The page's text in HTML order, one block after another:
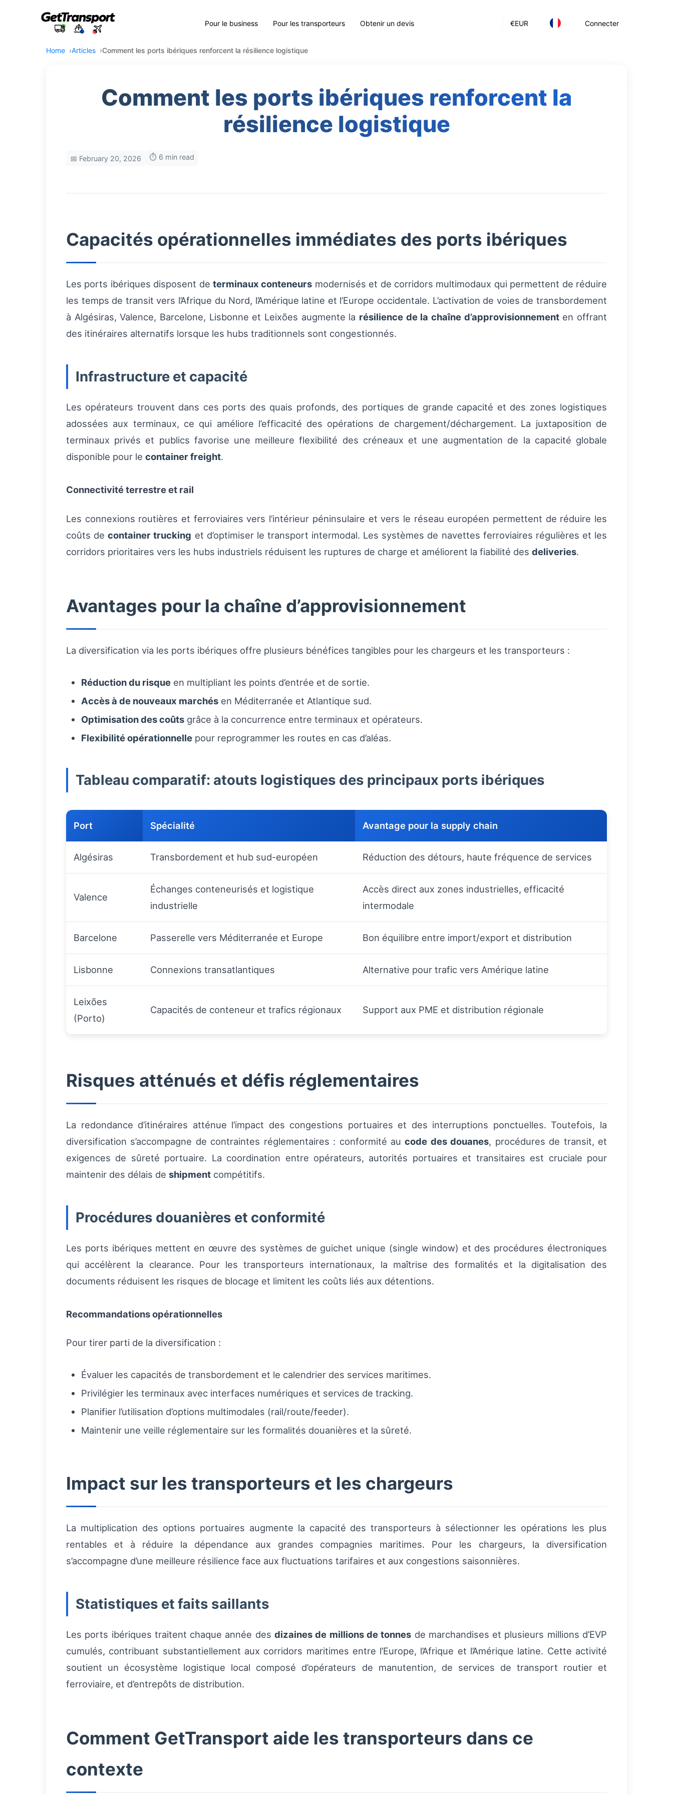
€EUR Connecter
Pour le business Pour les transporteurs Obtenir un devis
Home Articles Comment les ports ibériques renforcent la résilience logistique
Comment les ports ibériques renforcent la
résilience logistique
📅 February 20, 2026 ⏱️ 6 min read
Capacités opérationnelles immédiates des ports ibériques
Les ports ibériques disposent de terminaux conteneurs modernisés et de corridors multimodaux qui permettent de réduire
les temps de transit vers l’Afrique du Nord, l’Amérique latine et l’Europe occidentale. L’activation de voies de transbordement
à Algésiras, Valence, Barcelone, Lisbonne et Leixões augmente la résilience de la chaîne d’approvisionnementen offrant
des itinéraires alternatifs lorsque les hubs traditionnels sont congestionnés.
Infrastructure et capacité
Les opérateurs trouvent dans ces ports des quais profonds, des portiques de grande capacité et des zones logistiques
adossées aux terminaux, ce qui améliore l’efficacité des opérations de chargement/déchargement. La juxtaposition de
terminaux privés et publics favorise une meilleure flexibilité des créneaux et une augmentation de la capacité globale
disponible pour le container freight.
Connectivité terrestre et rail
Les connexions routières et ferroviaires vers l’intérieur péninsulaire et vers le réseau européen permettent de réduire les
coûts decontainer trucking et d’optimiser le transport intermodal. Les systèmes de navettes ferroviaires régulières et les
corridors prioritaires vers les hubs industriels réduisent les ruptures de charge et améliorent la fiabilité des deliveries.
Avantages pour la chaîne d’approvisionnement
La diversification via les ports ibériques offre plusieurs bénéfices tangibles pour les chargeurs et les transporteurs :
Réduction du risque en multipliant les points d’entrée et de sortie.
Accès à de nouveaux marchés en Méditerranée et Atlantique sud.
Optimisation des coûts grâce à la concurrence entre terminaux et opérateurs.
Flexibilité opérationnelle pour reprogrammer les routes en cas d’aléas.
Tableau comparatif: atouts logistiques des principaux ports ibériques
Port Spécialité Avantage pour la supply chain
Algésiras Transbordement et hub sud-européen Réduction des détours, haute fréquence de services
Valence
Échanges conteneurisés et logistique
industrielle
Accès direct aux zones industrielles, efficacité
intermodale
Barcelone Passerelle vers Méditerranée et Europe Bon équilibre entre import/export et distribution
Lisbonne Connexions transatlantiques Alternative pour trafic vers Amérique latine
Leixões
(Porto)
Capacités de conteneur et trafics régionaux Support aux PME et distribution régionale
Risques atténués et défis réglementaires
La redondance d’itinéraires atténue l’impact des congestions portuaires et des interruptions ponctuelles. Toutefois, la
diversification s’accompagne de contraintes réglementaires : conformité aucode des douanes, procédures de transit, et
exigences de sûreté portuaire. La coordination entre opérateurs, autorités portuaires et transitaires est cruciale pour
maintenir des délais de shipment compétitifs.
Procédures douanières et conformité
Les ports ibériques mettent en œuvre des systèmes de guichet unique (single window) et des procédures électroniques
qui accélèrent la clearance. Pour les transporteurs internationaux, la maîtrise des formalités et la digitalisation des
documents réduisent les risques de blocage et limitent les coûts liés aux détentions.
Recommandations opérationnelles
Pour tirer parti de la diversification :
Évaluer les capacités de transbordement et le calendrier des services maritimes.
Privilégier les terminaux avec interfaces numériques et services de tracking.
Planifier l’utilisation d’options multimodales (rail/route/feeder).
Maintenir une veille réglementaire sur les formalités douanières et la sûreté.
Impact sur les transporteurs et les chargeurs
La multiplication des options portuaires augmente la capacité des transporteurs à sélectionner les opérations les plus
rentables et à réduire la dépendance aux grandes compagnies maritimes. Pour les chargeurs, la diversification
s’accompagne d’une meilleure résilience face aux fluctuations tarifaires et aux congestions saisonnières.
Statistiques et faits saillants
Les ports ibériques traitent chaque année desdizaines de millions de tonnes de marchandises et plusieurs millions d’EVP
cumulés, contribuant substantiellement aux corridors maritimes entre l’Europe, l’Afrique et l’Amérique latine. Cette activité
soutient un écosystème logistique local composé d’opérateurs de manutention, de services de transport routier et
ferroviaire, et d’entrepôts de distribution.
Comment GetTransport aide les transporteurs dans ce
contexte